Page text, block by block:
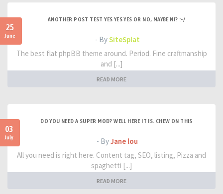
25
June
ANOTHER POST TEST YES YES YES OR NO, MAYBE NI? :-/
- BySiteSplat
The best flat phpBB theme around. Period. Fine craftmanship
and [...]
READ MORE
03
July
DO YOU NEED A SUPER MOD? WELL HERE IT IS. CHEW ON THIS
- ByJane lou
All you need is right here. Content tag, SEO, listing, Pizza and
spaghetti [...]
READ MORE